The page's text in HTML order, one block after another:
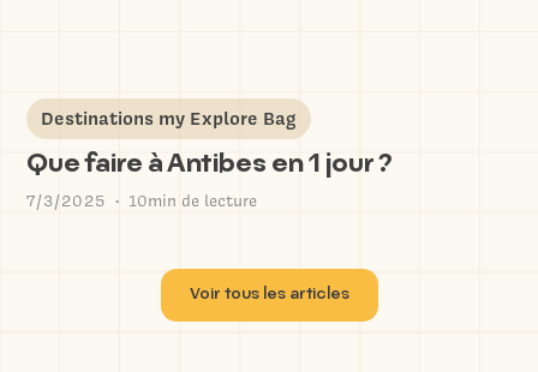
Destinations my Explore Bag
Que faire à Antibes en 1 jour ?
7/3/2025 • 10min de lecture
Voir tous les articles